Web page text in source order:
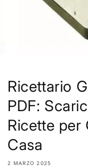
Ricettario
PDF:
Ricette per
Casa
2 MARZO 2025